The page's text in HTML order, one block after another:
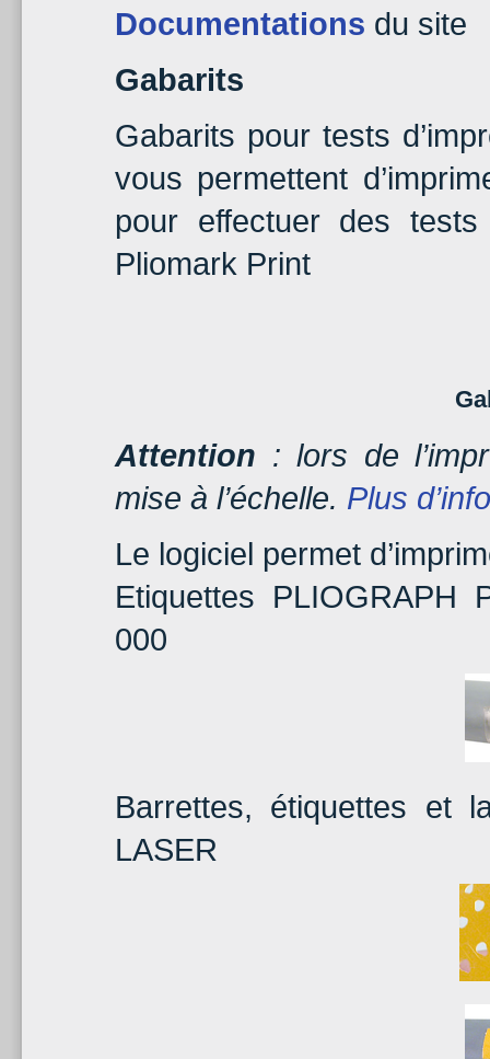
Documentations du site
Gabarits
Gabarits pour tests
vous permettent
pour effectuer des
Pliomark Print
Attention : lors de
mise à l’échelle. Plus
Le logiciel permet
Etiquettes PLIOGRAPH
000
Barrettes, étiquettes et
LASER